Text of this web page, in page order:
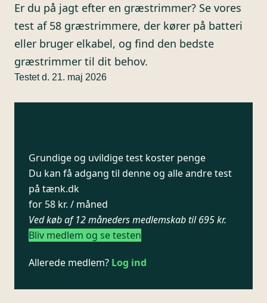
Er du på jagt efter en græstrimmer? Se vores
test af 58 græstrimmere, der kører på batteri
eller bruger elkabel, og find den bedste
græstrimmer til dit behov.
Testet d. 21. maj 2026
Grundige og uvildige test koster penge
Du kan få adgang til denne og alle andre test
på tænk.dk
for 58 kr. / måned
Ved køb af 12 måneders medlemskab til 695 kr.
Bliv medlem og se testen
Allerede medlem? Log ind